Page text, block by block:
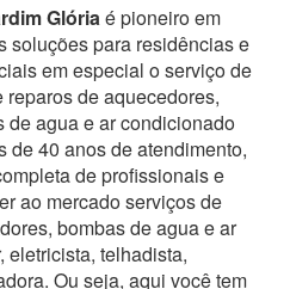
Glóriaé pioneiro em
soluções para residências e
em especial o serviço de
de aquecedores,
de agua e ar condicionado
de 40 anos de atendimento,
de profissionais e
ao mercado serviços de
bombas de agua e ar
eletricista, telhadista,
Ou seja, aqui você tem